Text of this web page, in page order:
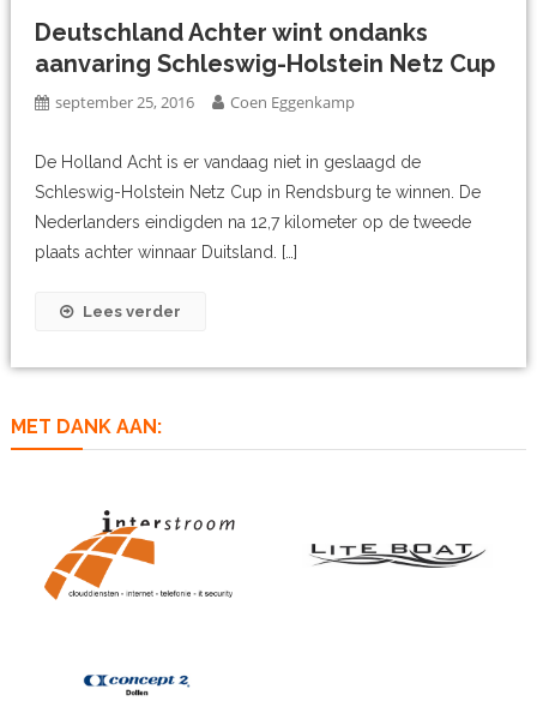
Deutschland Achter wint ondanks
aanvaring Schleswig-Holstein Netz Cup
september 25, 2016 Coen Eggenkamp
De Holland Acht is er vandaag niet in geslaagd de
Schleswig-Holstein Netz Cup in Rendsburg te winnen. De
Nederlanders eindigden na 12,7 kilometer op de tweede
plaats achter winnaar Duitsland. […]
Lees verder
MET DANK AAN: